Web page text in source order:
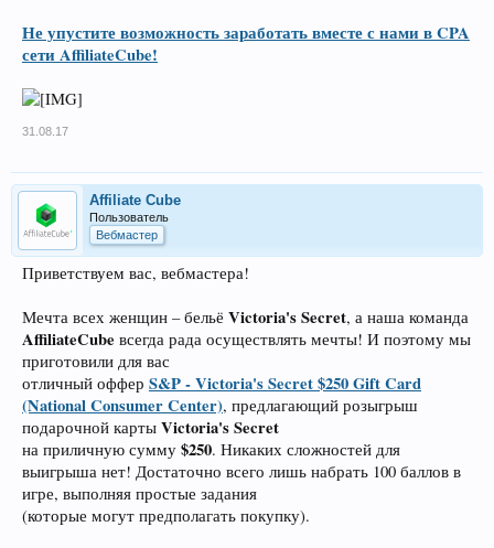
Не упустите возможность заработать вместе с нами в CPA
сети AffiliateCube!
31.08.17
Affiliate Cube
Пользователь
Вебмастер
Приветствуем вас, вебмастера!
Мечта всех женщин – бельё Victoria's Secret, а наша команда
AffiliateCube всегда рада осуществлять мечты! И поэтому мы
приготовили для вас
отличный оффер S&P - Victoria's Secret $250 Gift Card
(National Consumer Center), предлагающий розыгрыш
подарочной карты Victoria's Secret
на приличную сумму $250. Никаких сложностей для
выигрыша нет! Достаточно всего лишь набрать 100 баллов в
игре, выполняя простые задания
(которые могут предполагать покупку).